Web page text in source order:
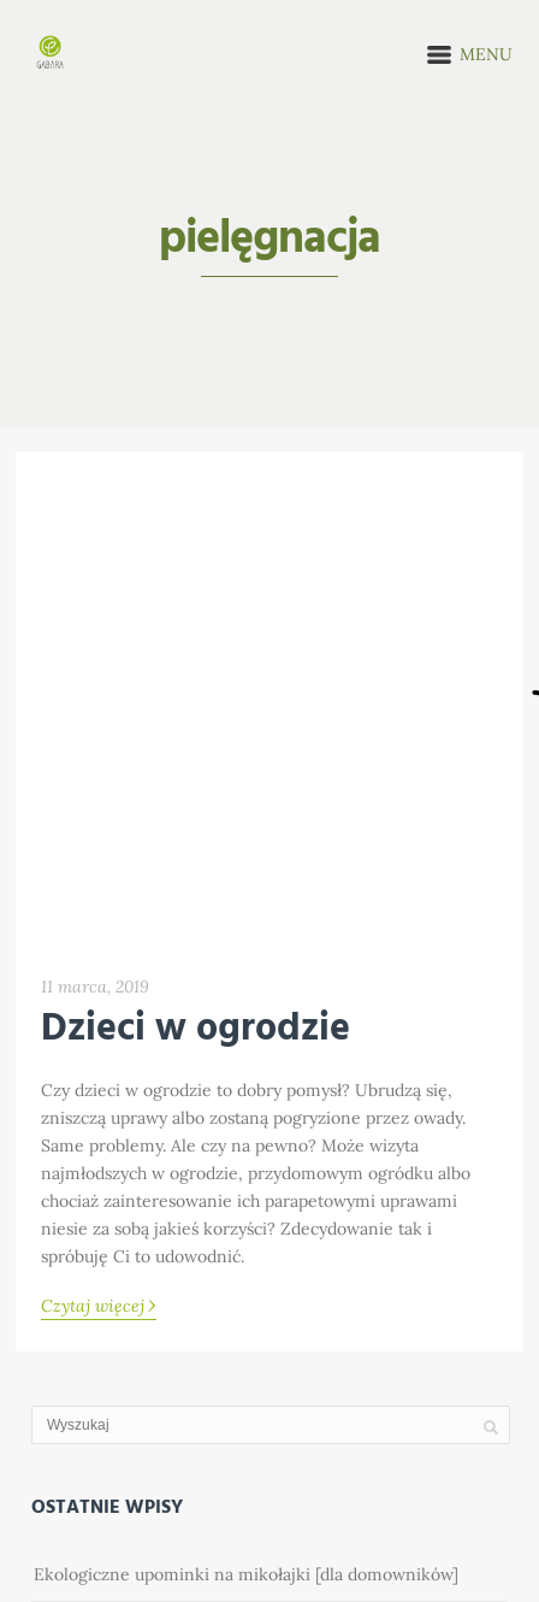
MENU
pielęgnacja
11 marca, 2019
Dzieci w ogrodzie
Czy dzieci w ogrodzie to dobry pomysł? Ubrudzą się,
zniszczą uprawy albo zostaną pogryzione przez owady.
Same problemy. Ale czy na pewno? Może wizyta
najmłodszych w ogrodzie, przydomowym ogródku albo
chociaż zainteresowanie ich parapetowymi uprawami
niesie za sobą jakieś korzyści? Zdecydowanie tak i
spróbuję Ci to udowodnić.
Czytaj więcej›
OSTATNIE WPISY
Ekologiczne upominki na mikołajki [dla domowników]